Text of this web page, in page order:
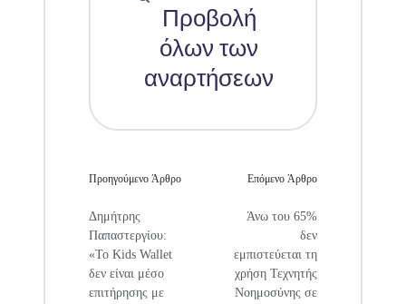
Προβολή
όλων των
αναρτήσεων
Προηγούμενο Άρθρο
Δημήτρης
Παπαστεργίου:
«Το Kids Wallet
δεν είναι μέσο
επιτήρησης με
Επόμενο Άρθρο
Άνω του 65%
δεν
εμπιστεύεται τη
χρήση Τεχνητής
Νοημοσύνης σε